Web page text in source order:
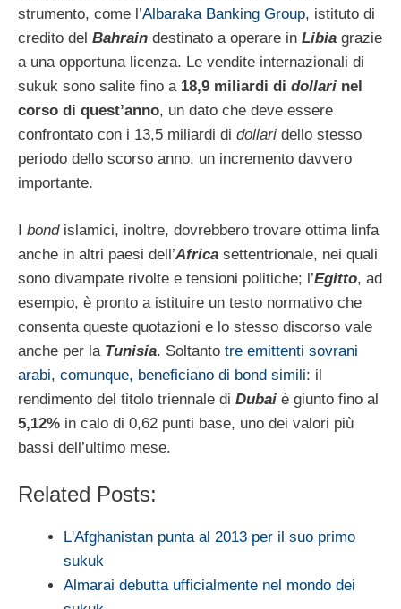
strumento, come l’Albaraka Banking Group, istituto di
credito del Bahrain destinato a operare in Libia grazie
a una opportuna licenza. Le vendite internazionali di
sukuk sono salite fino a 18,9 miliardi di dollari nel
corso di quest’anno, un dato che deve essere
confrontato con i 13,5 miliardi di dollari dello stesso
periodo dello scorso anno, un incremento davvero
importante.
I bondislamici, inoltre, dovrebbero trovare ottima linfa
anche in altri paesi dell’Africa settentrionale, nei quali
sono divampate rivolte e tensioni politiche; l’Egitto, ad
esempio, è pronto a istituire un testo normativo che
consenta queste quotazioni e lo stesso discorso vale
anche per la Tunisia. Soltanto tre emittenti sovrani
arabi, comunque, beneficiano di bond simili: il
rendimento del titolo triennale di Dubai è giunto fino al
5,12% in calo di 0,62 punti base, uno dei valori più
bassi dell’ultimo mese.
Related Posts:
L'Afghanistan punta al 2013 per il suo primo
sukuk
Almarai debutta ufficialmente nel mondo dei